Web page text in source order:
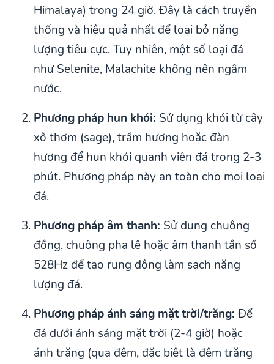
Himalaya) trong 24 giờ. Đây là cách truyền
thống và hiệu quả nhất để loại bỏ năng
lượng tiêu cực. Tuy nhiên, một số loại đá
như Selenite, Malachite không nên ngâm
nước.
Phương pháp hun khói: Sử dụng khói từ cây
xô thơm (sage), trầm hương hoặc đàn
hương để hun khói quanh viên đá trong 2-3
phút. Phương pháp này an toàn cho mọi loại
đá.
Phương pháp âm thanh: Sử dụng chuông
đồng, chuông pha lê hoặc âm thanh tần số
528Hz để tạo rung động làm sạch năng
lượng đá.
Phương pháp ánh sáng mặt trời/trăng: Để
đá dưới ánh sáng mặt trời (2-4 giờ) hoặc
ánh trăng (qua đêm, đặc biệt là đêm trăng